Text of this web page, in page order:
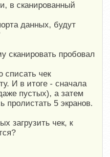
в сканированный
данных, будут
сканировать пробовал
списать чек
И в итоге - сначала
пустых), а затем
пролистать 5 экранов.
загрузить чек, к